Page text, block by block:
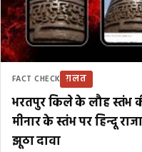
FACT CHECK ग़लत
भरतपुर किले के लौह स्तंभ
मीनार के स्तंभ पर हिन्दू
झूठा दावा